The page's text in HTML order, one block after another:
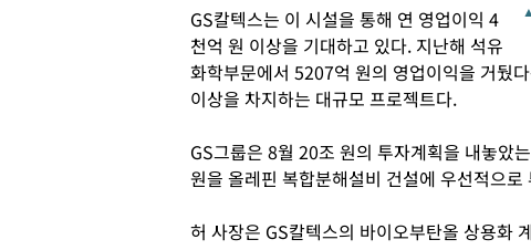
GS칼텍스는 이 시설을 통해 연 영업이익 4
천억 원 이상을 기대하고 있다. 지난해 석유
화학부문에서 5207억 원의 영업이익을 거뒀
이상을 차지하는 대규모 프로젝트다.
GS그룹은 8월 20조 원의 투자계획을 내놓았
원을 올레핀 복합분해설비 건설에 우선적으
허 사장은 GS칼텍스의 바이오부탄올 상용화